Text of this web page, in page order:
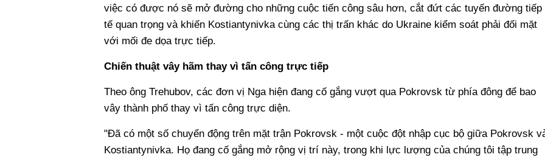
việc có được nó sẽ mở đường cho những cuộc tiến công sâu hơn, cắt đứt các tuyến đường tiếp
tế quan trọng và khiến Kostiantynivka cùng các thị trấn khác do Ukraine kiểm soát phải đối mặt
với mối đe dọa trực tiếp.
Chiến thuật vây hãm thay vì tấn công trực tiếp
Theo ông Trehubov, các đơn vị Nga hiện đang cố gắng vượt qua Pokrovsk từ phía đông để bao
vây thành phố thay vì tấn công trực diện.
"Đã có một số chuyển động trên mặt trận Pokrovsk - một cuộc đột nhập cục bộ giữa Pokrovsk
Kostiantynivka. Họ đang cố gắng mở rộng vị trí này, trong khi lực lượng của chúng tôi tập trung